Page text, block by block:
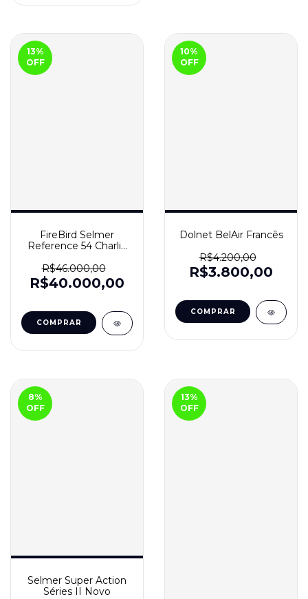
13%
OFF
FireBird Selmer
Reference 54 Charlie
R$46.000,00
R$40.000,00
10%
OFF
Dolnet BelAir Francês
R$4.200,00
R$3.800,00
8%
OFF
Selmer Super Action
Séries II Novo
13%
OFF